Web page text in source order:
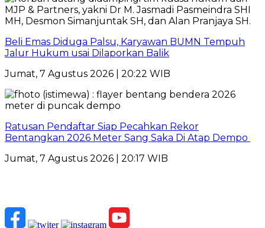
Beli Emas Diduga Palsu, Karyawan BUMN Tempuh
Jalur Hukum usai Dilaporkan Balik
Jumat, 7 Agustus 2026 | 20:22 WIB
Ratusan Pendaftar Siap Pecahkan Rekor
Bentangkan 2026 Meter Sang Saka Di Atap Dempo
Jumat, 7 Agustus 2026 | 20:17 WIB